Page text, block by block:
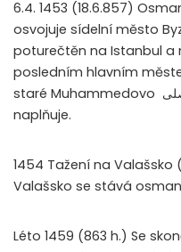
6.4. 1453 (18.6.857)
osvojuje sídelní město
poturečtěn na Istanbul
posledním hlavním
staré Muhammedovo
naplňuje.
1454 Tažení na
Valašsko se stává
Léto 1459 (863 h.) Se